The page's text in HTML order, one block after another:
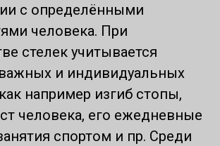
с определёнными
человека. При
стелек учитывается
и индивидуальных
например изгиб стопы,
человека, его ежедневные
спортом и пр. Среди